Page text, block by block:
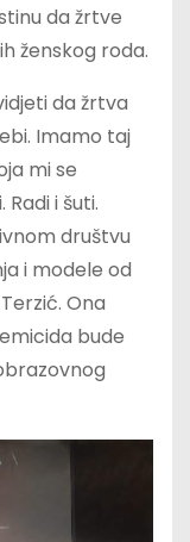
da žrtve
ženskog roda.
da žrtva
Imamo taj
mi se
i šuti.
društvu
i modele od
Ona
bude